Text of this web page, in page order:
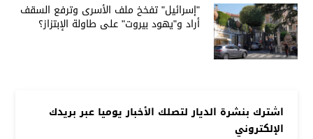
"إسرائيل" تفخخ ملف الأسرى وترفع السقف
أراد و"يهود بيروت" على طاولة الإبتزاز؟
اشترك بنشرة الديار لتصلك الأخبار يوميا عبر بريدك
الإلكتروني